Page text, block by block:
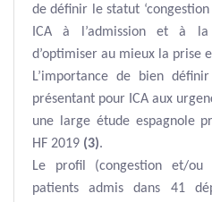
de définir le statut
ICA à l’admission et à
d’optimiser au mieux la prise
L’importance de bien
présentant pour ICA aux
une large étude espagnole
HF 2019 (3).
Le profil (congestion et/ou
patients admis dans 41